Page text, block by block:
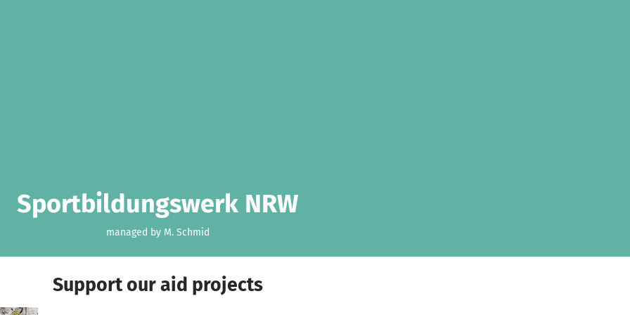
Sportbildungswerk NRW
managed by M. Schmid
Support our aid projects